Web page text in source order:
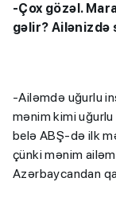
-Çox gözəl.
gəlir? Ailənizdə
-Ailəmdə uğurlu
mənim kimi uğurlu
belə ABŞ-də ilk
çünki mənim
Azərbaycandan